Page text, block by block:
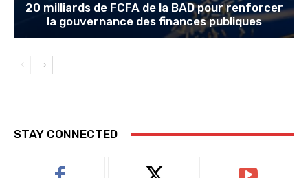
20 milliards de FCFA de la BAD pour renforcer
la gouvernance des finances publiques
STAY CONNECTED